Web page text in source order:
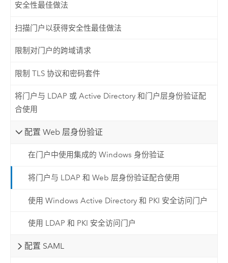
安全性最佳做法
扫描门户以获得安全性最佳做法
限制对门户的跨域请求
限制 TLS 协议和密码套件
将门户与 LDAP 或 Active Directory 和门户层身份验证配
合使用
配置 Web 层身份验证
在门户中使用集成的 Windows 身份验证
将门户与 LDAP 和 Web 层身份验证配合使用
使用 Windows Active Directory 和 PKI 安全访问门户
使用 LDAP 和 PKI 安全访问门户
配置 SAML